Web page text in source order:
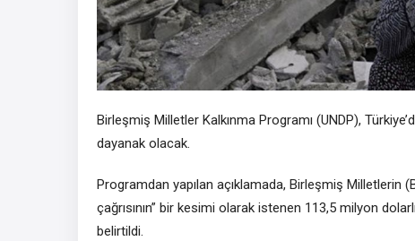
Birleşmiş Milletler Kalkınma Programı (UNDP),
dayanak olacak.
Programdan yapılan açıklamada, Birleşmiş Milletlerin
çağrısının” bir kesimi olarak istenen 113,5 milyon
belirtildi.